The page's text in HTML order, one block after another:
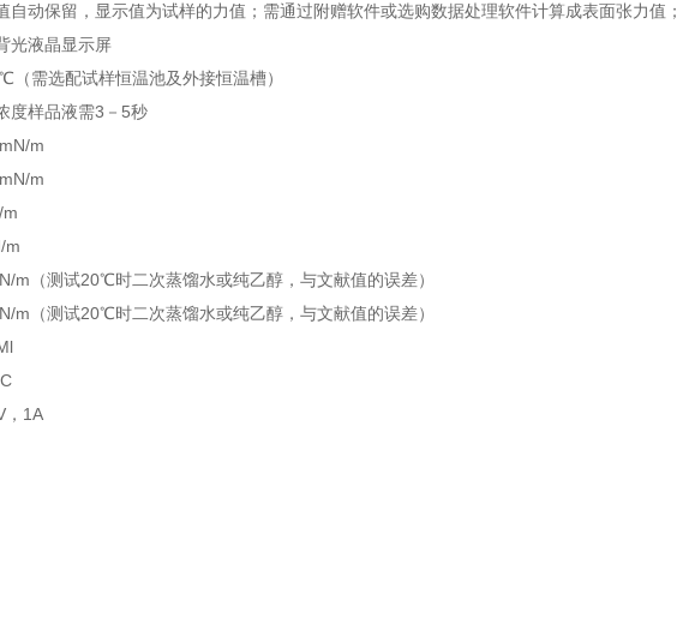
自动保留，显示值为试样的力值；需通过附赠软件或选购数据处理软件计算成表面张力值；
光液晶显示屏
需选配试样恒温池及外接恒温槽）
度样品液需3－5秒
m
m
m
m（测试20℃时二次蒸馏水或纯乙醇，与文献值的误差）
m（测试20℃时二次蒸馏水或纯乙醇，与文献值的误差）
，1A